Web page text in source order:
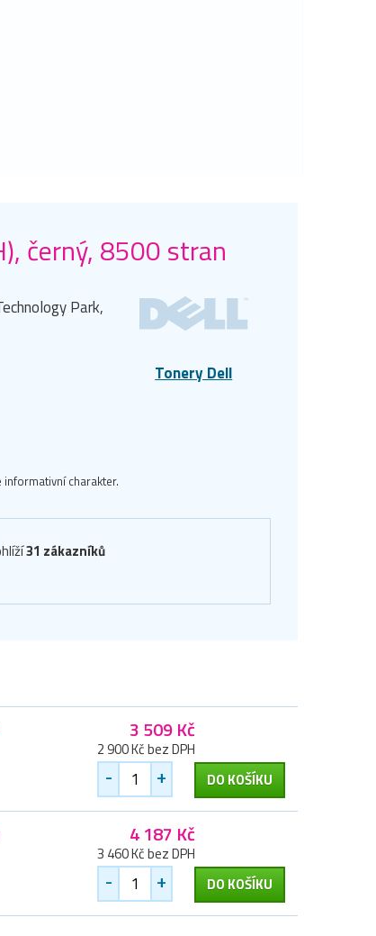
černý, 8500 stran
Tonery Dell
Park,
charakter.
31 zákazníků
3 509 Kč
2 900 Kč bez DPH
- + DO KOŠÍKU
4 187 Kč
3 460 Kč bez DPH
- + DO KOŠÍKU